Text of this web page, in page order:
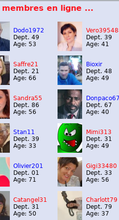
membres en ligne ...
Dodo1972
Dept. 49
Age: 53
Dept. 39
Age: 41
Saffre21
Dept. 21
Age: 66
Bioxir
Dept. 48
Age: 49
Sandra55
Dept. 86
Age: 56
Donpaco67
Dept. 67
Age: 40
Stan11
Dept. 39
Age: 33
Mimi313
Dept. 31
Age: 49
Olivier201
Dept. 01
Age: 71
Gigi33480
Dept. 33
Age: 56
Catangel31
Dept. 31
Age: 50
Charlott79
Dept. 79
Age: 37